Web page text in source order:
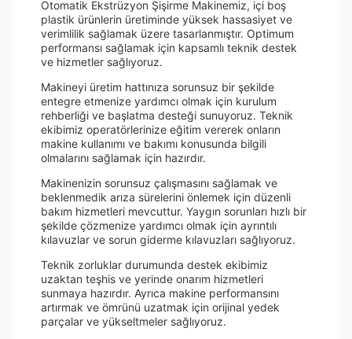
Otomatik Ekstrüzyon Şişirme Makinemiz, içi boş
plastik ürünlerin üretiminde yüksek hassasiyet ve
verimlilik sağlamak üzere tasarlanmıştır. Optimum
performansı sağlamak için kapsamlı teknik destek
ve hizmetler sağlıyoruz.
Makineyi üretim hattınıza sorunsuz bir şekilde
entegre etmenize yardımcı olmak için kurulum
rehberliği ve başlatma desteği sunuyoruz. Teknik
ekibimiz operatörlerinize eğitim vererek onların
makine kullanımı ve bakımı konusunda bilgili
olmalarını sağlamak için hazırdır.
Makinenizin sorunsuz çalışmasını sağlamak ve
beklenmedik arıza sürelerini önlemek için düzenli
bakım hizmetleri mevcuttur. Yaygın sorunları hızlı bir
şekilde çözmenize yardımcı olmak için ayrıntılı
kılavuzlar ve sorun giderme kılavuzları sağlıyoruz.
Teknik zorluklar durumunda destek ekibimiz
uzaktan teşhis ve yerinde onarım hizmetleri
sunmaya hazırdır. Ayrıca makine performansını
artırmak ve ömrünü uzatmak için orijinal yedek
parçalar ve yükseltmeler sağlıyoruz.